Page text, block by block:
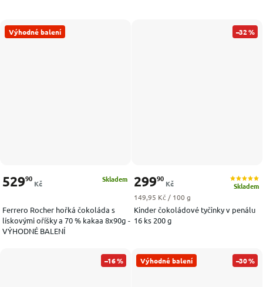
Výhodné balení
Ferrero Rocher hořká čokoláda s
lískovými oříšky a 70 % kakaa 8x90g -
VÝHODNÉ BALENÍ
Skladem
52990
Kč
–32 %
Kinder čokoládové tyčinky v penálu
16 ks 200 g
Skladem
29990
Kč
Měrná cena:
149,95 Kč / 100 g
–16 % Výhodné balení –30 %